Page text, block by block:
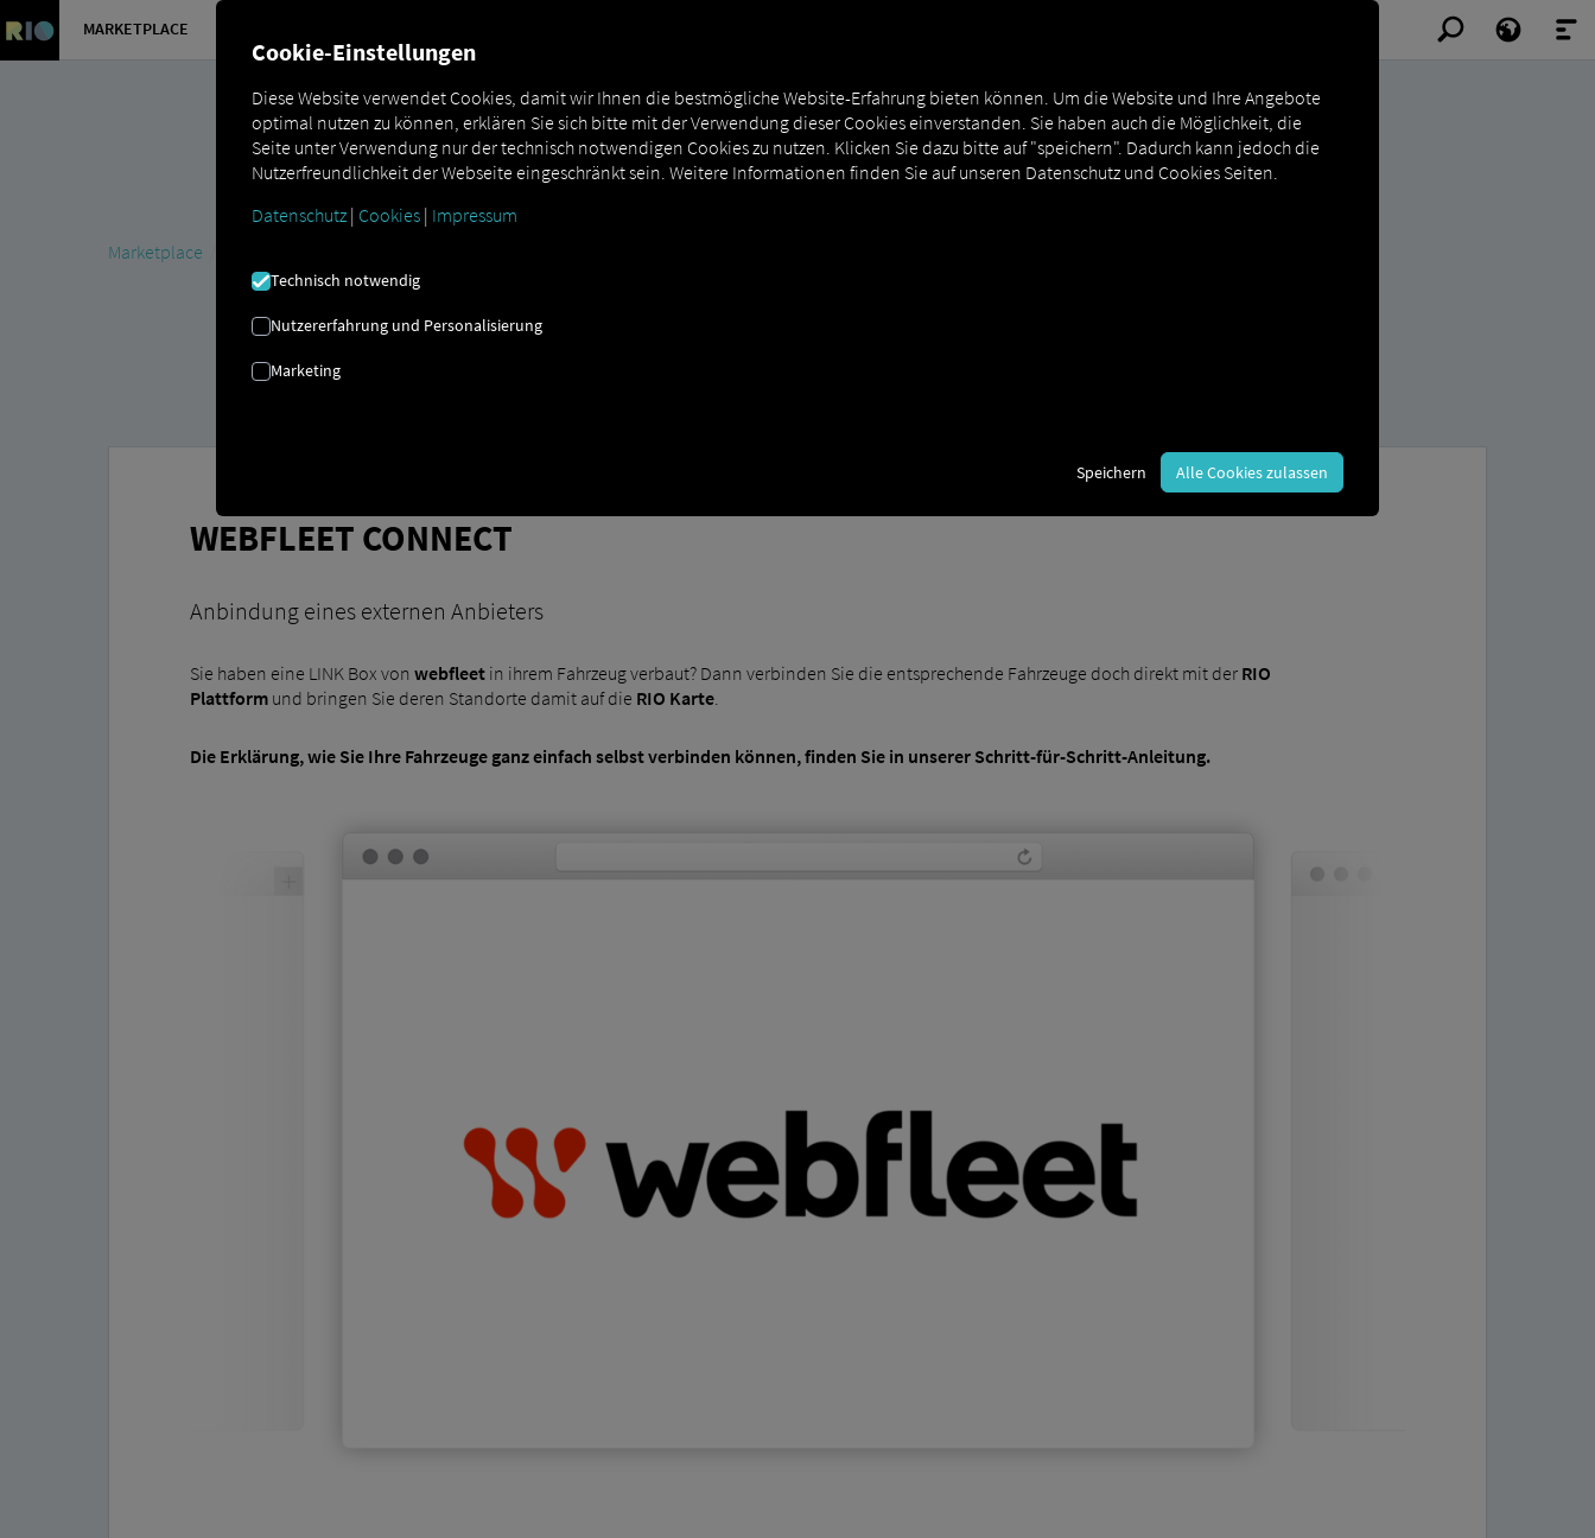
MARKETPLACE
Marketplace
WEBFLEET CONNECT
Anbindung eines externen Anbieters
Sie haben eine LINK Box von webfleetin ihrem Fahrzeug verbaut? Dann verbinden Sie die entsprechende Fahrzeuge doch direkt mit der RIO
Plattformund bringen Sie deren Standorte damit auf die RIO Karte.
Die Erklärung, wie Sie Ihre Fahrzeuge ganz einfach selbst verbinden können, finden Sie in unserer Schritt-für-Schritt-Anleitung.
Cookie-Einstellungen
Diese Website verwendet Cookies, damit wir Ihnen die bestmögliche Website-Erfahrung bieten können. Um die Website und Ihre Angebote
optimal nutzen zu können, erklären Sie sich bitte mit der Verwendung dieser Cookies einverstanden. Sie haben auch die Möglichkeit, die
Seite unter Verwendung nur der technisch notwendigen Cookies zu nutzen. Klicken Sie dazu bitte auf "speichern". Dadurch kann jedoch die
Nutzerfreundlichkeit der Webseite eingeschränkt sein. Weitere Informationen finden Sie auf unseren Datenschutz und Cookies Seiten.
Datenschutz | Cookies | Impressum
Technisch notwendig
Nutzererfahrung und Personalisierung
Marketing
Speichern Alle Cookies zulassen